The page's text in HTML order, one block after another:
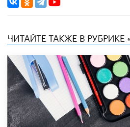
ЧИТАЙТЕ ТАКЖЕ В